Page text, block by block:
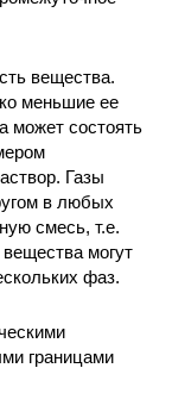
вещества.
меньшие ее
может состоять
Газы
в любых
смесь, т.е.
могут
фаз.
границами